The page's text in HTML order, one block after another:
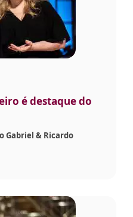
é destaque do
Gabriel & Ricardo